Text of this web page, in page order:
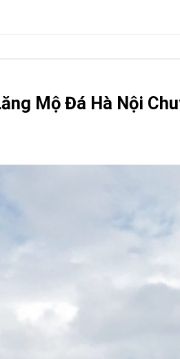
Mộ Đá Hà Nội